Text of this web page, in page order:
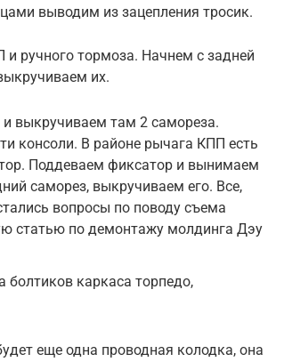
выводим из зацепления тросик.
ручного тормоза. Начнем с задней
их.
выкручиваем там 2 самореза.
консоли. В районе рычага КПП есть
Поддеваем фиксатор и вынимаем
саморез, выкручиваем его. Все,
вопросы по поводу съема
статью по демонтажу молдинга Дэу
каркаса торпедо,
еще одна проводная колодка, она